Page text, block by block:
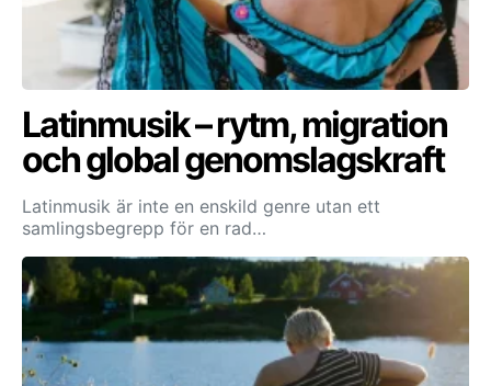
Latinmusik – rytm, migration
och global genomslagskraft
Latinmusik är inte en enskild genre utan ett
samlingsbegrepp för en rad…